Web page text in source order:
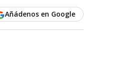
Añádenos en Google